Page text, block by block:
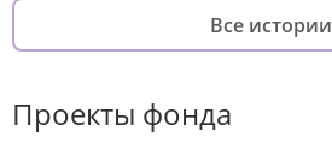
Все истории
Проекты фонда